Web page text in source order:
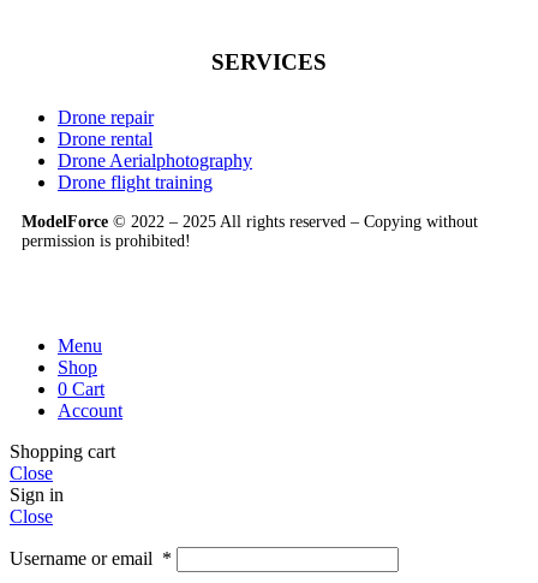
SERVICES
Drone repair
Drone rental
Drone Aerialphotography
Drone flight training
ModelForce © 2022 – 2025 All rights reserved – Copying without
permission is prohibited!
Menu
Shop
0 Cart
Account
Shopping cart
Close
Sign in
Close
Username or email *